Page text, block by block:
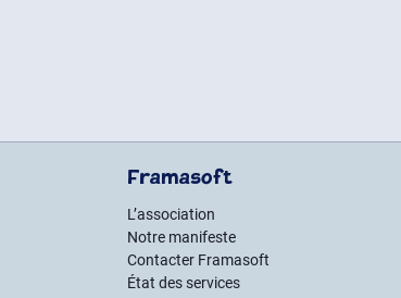
Framasoft
L’association
Notre manifeste
Contacter Framasoft
État des services